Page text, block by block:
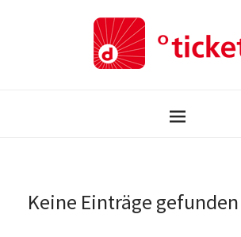
Keine Einträge gefunden